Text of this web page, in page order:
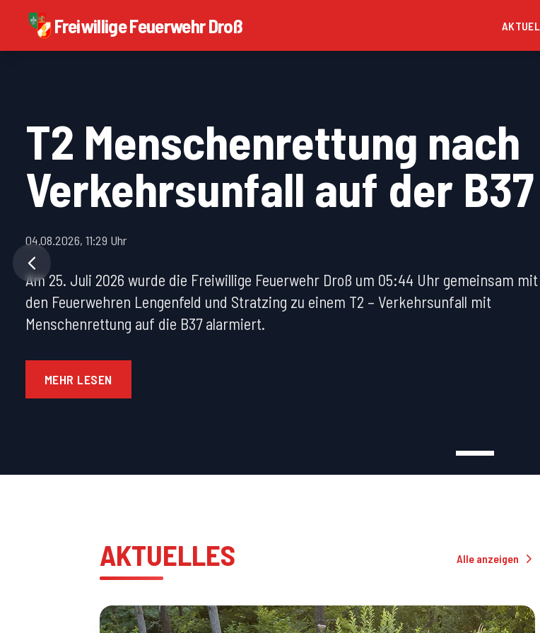
Freiwillige Feuerwehr Droß
T2 Menschenrettung nach
Verkehrsunfall auf der B37
04.08.2026, 11:29 Uhr
Am 25. Juli 2026 wurde die Freiwillige Feuerwehr Droß um 05:44 Uhr gemeinsam mit
den Feuerwehren Lengenfeld und Stratzing zu einem T2 – Verkehrsunfall mit
Menschenrettung auf die B37 alarmiert.
MEHR LESEN
AKTUELLES Alle anzeigen